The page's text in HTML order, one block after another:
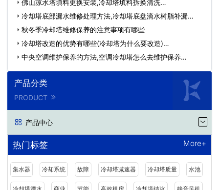
… 佛山凉水塔填料更换安装,冷却塔填料拆换清洗…
冷却塔底部漏水维修处理方法,冷却塔底盘滴水树脂​补漏…
秋冬季冷却塔维修保养的注意事项有哪些
冷却塔改造的优势有哪些(冷却塔为什么要改造)…
中央空调维护保养的方法,空调冷却塔怎么去维护保养…
产品分类
PRODUCT
产品中心
热门标签 More+
集水器 冷却系统 故障 冷却塔减速器 冷却塔质量 水池